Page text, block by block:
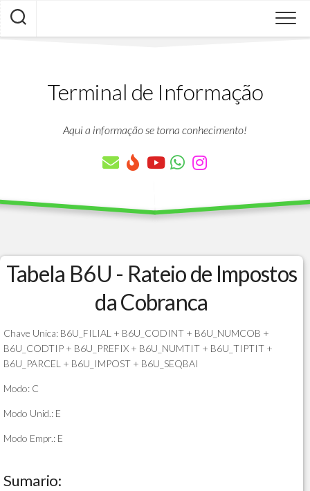
Skip
content
Terminal de Informação
Aqui a informação se torna conhecimento!
Tabela B6U - Rateio de Impostos
da Cobranca
Chave Unica: B6U_FILIAL + B6U_CODINT + B6U_NUMCOB +
B6U_CODTIP + B6U_PREFIX + B6U_NUMTIT + B6U_TIPTIT +
B6U_PARCEL + B6U_IMPOST + B6U_SEQBAI
Modo: C
Modo Unid.: E
Modo Empr.: E
Sumario: